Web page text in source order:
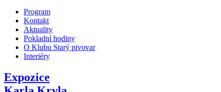
Program
Kontakt
Aktuality
Pokladní hodiny
O Klubu Starý pivovar
Interiéry
Expozice